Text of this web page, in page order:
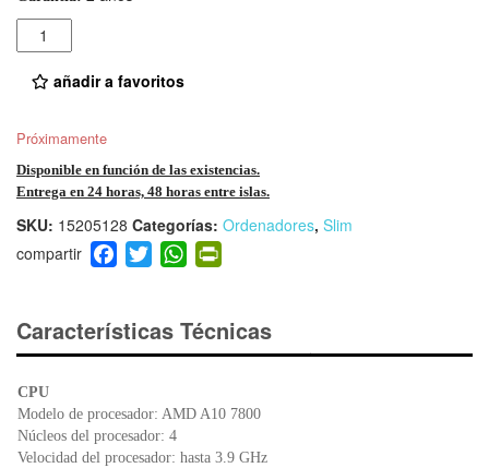
Cantidad
añadir a favoritos
Próximamente
Disponible en función de las existencias.
Entrega en 24 horas, 48 horas entre islas.
SKU: 15205128 Categorías: Ordenadores, Slim
F
a
e
b
o
k
T
wi
er
W
h
s
A
p
ri
e
dl
Características Técnicas
CPU
Modelo de procesador: AMD A10 7800
Núcleos del procesador: 4
Velocidad del procesador: hasta 3.9 GHz